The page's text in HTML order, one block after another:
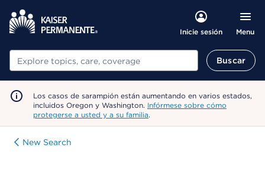
Inicie sesión Menu
Buscar Buscar
Los casos de sarampión están aumentando en varios estados,
incluidos Oregon y Washington. Infórmese sobre cómo
protegerse a usted y a su familia.
New Search